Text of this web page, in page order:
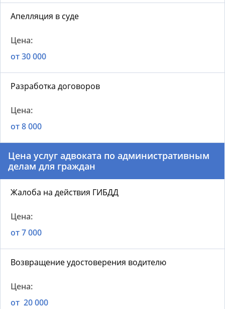
Апелляция в суде
от 30 000
Разработка договоров
от 8 000
Цена услуг адвоката по административным
делам для граждан
Жалоба на действия ГИБДД
от 7 000
Возвращение удостоверения водителю
от 20 000